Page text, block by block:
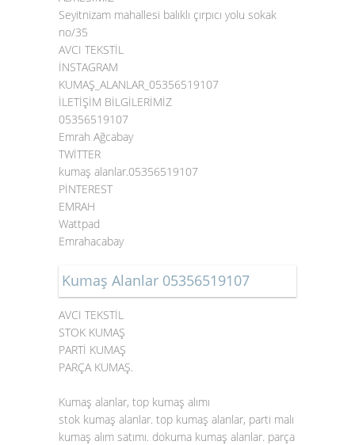
Seyitnizam mahallesi balıklı çırpıcı yolu sokak
no/35
AVCI TEKSTİL
İNSTAGRAM
KUMAŞ_ALANLAR_05356519107
İLETİŞİM BİLGİLERİMİZ
05356519107
Emrah Ağcabay
TWİTTER
kumaş alanlar.05356519107
PİNTEREST
EMRAH
Wattpad
Emrahacabay
Kumaş Alanlar 05356519107
AVCI TEKSTİL
STOK KUMAŞ
PARTİ KUMAŞ
PARÇA KUMAŞ.
Kumaş alanlar, top kumaş alımı
stok kumaş alanlar. top kumaş alanlar, parti malı
kumaş alım satımı. dokuma kumaş alanlar. parça